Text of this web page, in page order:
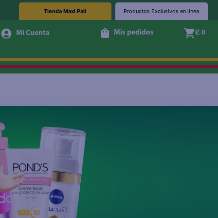
Tienda Maxi Palí Productos Exclusivos en línea
Mis pedidos ₡ 0